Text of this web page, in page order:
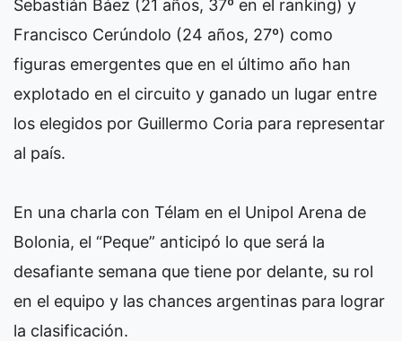
Sebastián Báez (21 años, 37º en el ranking) y
Francisco Cerúndolo (24 años, 27º) como
figuras emergentes que en el último año han
explotado en el circuito y ganado un lugar entre
los elegidos por Guillermo Coria para representar
al país.
En una charla con Télam en el Unipol Arena de
Bolonia, el “Peque” anticipó lo que será la
desafiante semana que tiene por delante, su rol
en el equipo y las chances argentinas para lograr
la clasificación.